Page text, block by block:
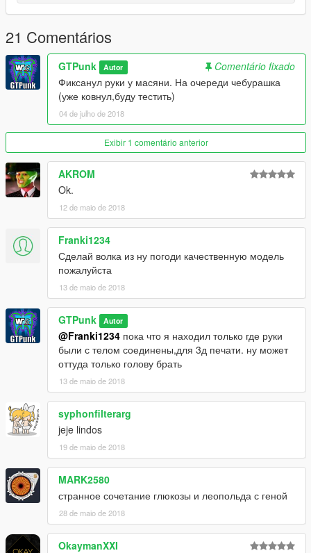
But, who knows...
+
Everything rigged pretty good
-
There are soo little holes, almost unseen. Only i can see
them...
21 Comentários
GTPunk Autor
Comentário fixado
Фиксанул руки у масяни. На очереди чебурашка
(уже ковнул,буду тестить)
04 de julho de 2018
Exibir 1 comentário anterior
AKROM
Ok.
12 de maio de 2018
Franki1234
Сделай волка из ну погоди качественную модель
пожалуйста
13 de maio de 2018
GTPunk Autor
@Franki1234 пока что я находил только где руки
были с телом соединены,для 3д печати. ну может
оттуда только голову брать
13 de maio de 2018
syphonfilterarg
jeje lindos
19 de maio de 2018
MARK2580
странное сочетание глюкозы и леопольда с геной
28 de maio de 2018
OkaymanXXI